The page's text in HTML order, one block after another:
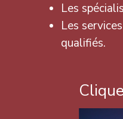
Les
Les
qualifiés.